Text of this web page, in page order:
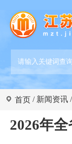
首页 / 新闻资讯 /
2026年